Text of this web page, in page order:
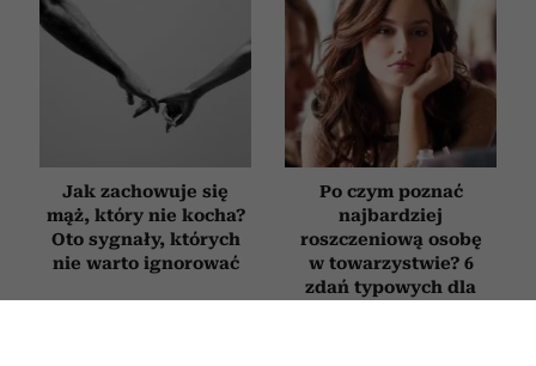
Jak zachowuje się
mąż, który nie kocha?
Oto sygnały, których
nie warto ignorować
Po czym poznać
najbardziej
roszczeniową osobę
w towarzystwie? 6
zdań typowych dla